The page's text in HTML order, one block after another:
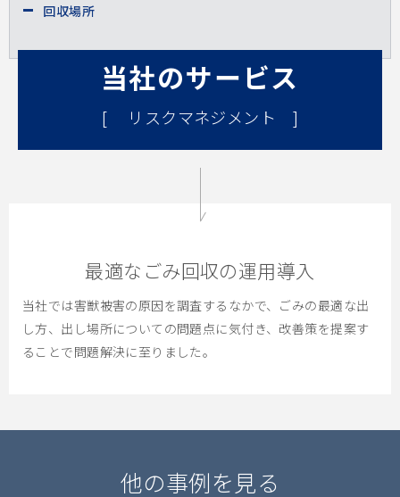
回収場所
当社のサービス
リスクマネジメント
最適なごみ回収の運用導入
当社では害獣被害の原因を調査するなかで、ごみの最適な出
し方、出し場所についての問題点に気付き、改善策を提案す
ることで問題解決に至りました。
他の事例を見る